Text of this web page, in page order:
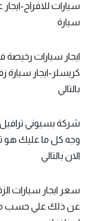
سيارات للافراح-
سيارة
ايجار سيارات رخيصة
كريسلر-ايجار سيارة
بالتالي
شركة بسيوني
وجه كل ما عليك هو
الان بالتالي
عن ذلك علي حسب